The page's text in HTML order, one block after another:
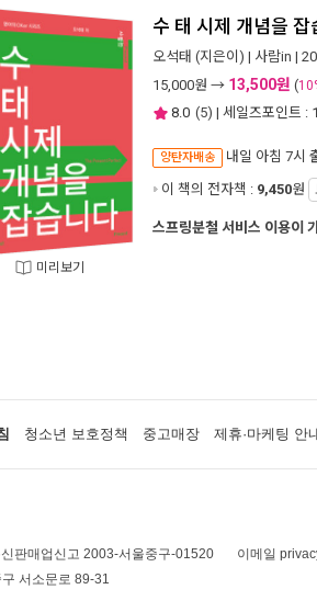
미리보기
수 태 시제 개념을 잡
오석태 (지은이) | 사람in |
15,000원 → 13,500원 (
8.0 (5) | 세일즈포인트 :
양탄자배송 내일 아침 7시
이 책의 전자책 : 9,450원
스프링분철 서비스 이용이
청소년 보호정책 중고매장 제휴·마케팅 안
판매업신고 2003-서울중구-01520
이메일
서소문로 89-31